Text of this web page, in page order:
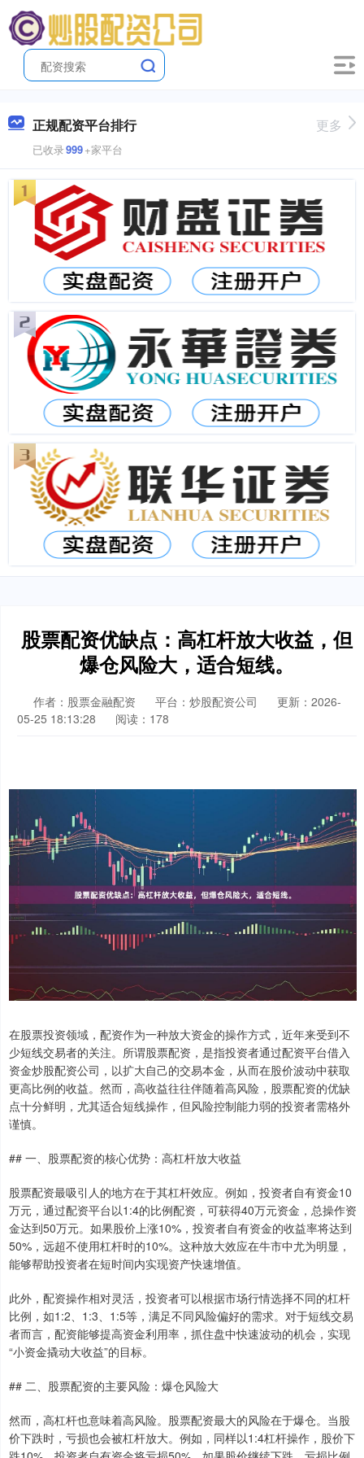
正规配资平台排行
已收录999+家平台
更多
股票配资优缺点：高杠杆放大收益，但
爆仓风险大，适合短线。
作者：股票金融配资 平台：炒股配资公司
更新：2026-
05-25 18:13:28
阅读：178
在股票投资领域，配资作为一种放大资金的操作方式，近年来受到不
少短线交易者的关注。所谓股票配资，是指投资者通过配资平台借入
资金炒股配资公司，以扩大自己的交易本金，从而在股价波动中获取
更高比例的收益。然而，高收益往往伴随着高风险，股票配资的优缺
点十分鲜明，尤其适合短线操作，但风险控制能力弱的投资者需格外
谨慎。
## 一、股票配资的核心优势：高杠杆放大收益
股票配资最吸引人的地方在于其杠杆效应。例如，投资者自有资金10
万元，通过配资平台以1:4的比例配资，可获得40万元资金，总操作资
金达到50万元。如果股价上涨10%，投资者自有资金的收益率将达到
50%，远超不使用杠杆时的10%。这种放大效应在牛市中尤为明显，
能够帮助投资者在短时间内实现资产快速增值。
此外，配资操作相对灵活，投资者可以根据市场行情选择不同的杠杆
比例，如1:2、1:3、1:5等，满足不同风险偏好的需求。对于短线交易
者而言，配资能够提高资金利用率，抓住盘中快速波动的机会，实现
“小资金撬动大收益”的目标。
## 二、股票配资的主要风险：爆仓风险大
然而，高杠杆也意味着高风险。股票配资最大的风险在于爆仓。当股
价下跌时，亏损也会被杠杆放大。例如，同样以1:4杠杆操作，股价下